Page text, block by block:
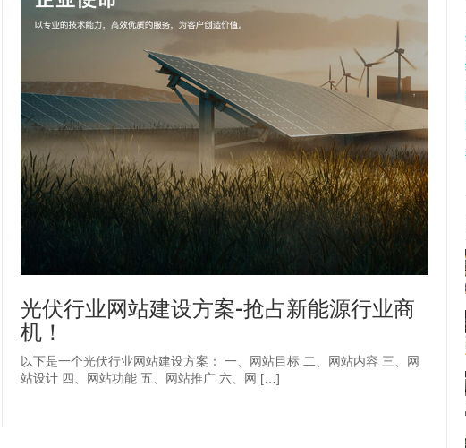
光伏行业网站建设方案-抢占新能源行业商
机！
以下是一个光伏行业网站建设方案： 一、网站目标 二、网站内容 三、网
站设计 四、网站功能 五、网站推广 六、网 […]